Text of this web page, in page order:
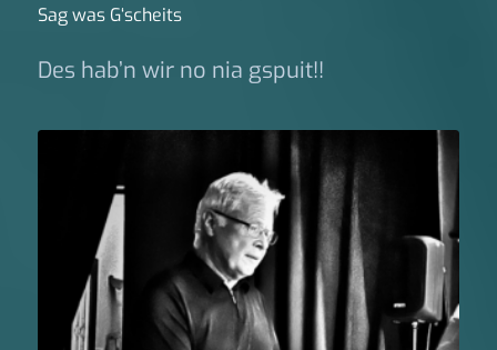
Sag was G‘scheits
Des hab’n wir no nia gspuit!!